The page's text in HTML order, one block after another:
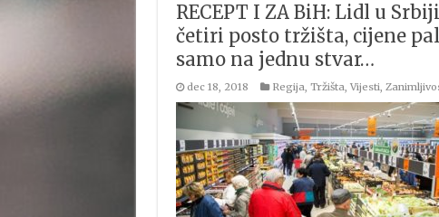
RECEPT I ZA BiH: Lidl u
četiri posto tržišta, cijene
samo na jednu stvar…
dec 18, 2018 Regija, Tržišta, Vijesti,